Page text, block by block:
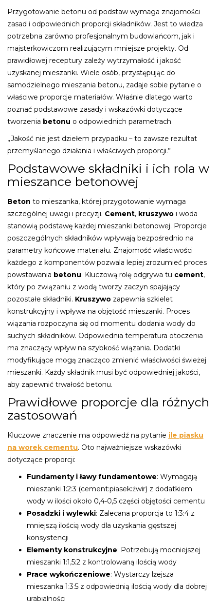
Przygotowanie betonu od podstaw wymaga znajomości
zasad i odpowiednich proporcji składników. Jest to wiedza
potrzebna zarówno profesjonalnym budowlańcom, jak i
majsterkowiczom realizującym mniejsze projekty. Od
prawidłowej receptury zależy wytrzymałość i jakość
uzyskanej mieszanki. Wiele osób, przystępując do
samodzielnego mieszania betonu, zadaje sobie pytanie o
właściwe proporcje materiałów. Właśnie dlatego warto
poznać podstawowe zasady i wskazówki dotyczące
tworzenia betonu o odpowiednich parametrach.
„Jakość nie jest dziełem przypadku – to zawsze rezultat
przemyślanego działania i właściwych proporcji.”
Podstawowe składniki i ich rola w
mieszance betonowej
Beton to mieszanka, której przygotowanie wymaga
szczególnej uwagi i precyzji. Cement, kruszywo i woda
stanowią podstawę każdej mieszanki betonowej. Proporcje
poszczególnych składników wpływają bezpośrednio na
parametry końcowe materiału. Znajomość właściwości
każdego z komponentów pozwala lepiej zrozumieć proces
powstawania betonu. Kluczową rolę odgrywa tu cement,
który po związaniu z wodą tworzy zaczyn spajający
pozostałe składniki. Kruszywo zapewnia szkielet
konstrukcyjny i wpływa na objętość mieszanki. Proces
wiązania rozpoczyna się od momentu dodania wody do
suchych składników. Odpowiednia temperatura otoczenia
ma znaczący wpływ na szybkość wiązania. Dodatki
modyfikujące mogą znacząco zmienić właściwości świeżej
mieszanki. Każdy składnik musi być odpowiedniej jakości,
aby zapewnić trwałość betonu.
Prawidłowe proporcje dla różnych
zastosowań
Kluczowe znaczenie ma odpowiedź na pytanie ile piasku
na worek cementu. Oto najważniejsze wskazówki
dotyczące proporcji:
Fundamenty i ławy fundamentowe: Wymagają
mieszanki 1:2:3 (cement:piasek:żwir) z dodatkiem
wody w ilości około 0,4-0,5 części objętości cementu
Posadzki i wylewki: Zalecana proporcja to 1:3:4 z
mniejszą ilością wody dla uzyskania gęstszej
konsystencji
Elementy konstrukcyjne: Potrzebują mocniejszej
mieszanki 1:1,5:2 z kontrolowaną ilością wody
Prace wykończeniowe: Wystarczy lżejsza
mieszanka 1:3:5 z odpowiednią ilością wody dla dobrej
urabialności